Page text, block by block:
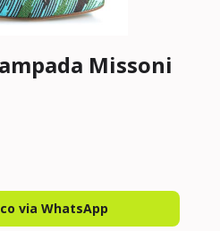
Missoni
via WhatsApp